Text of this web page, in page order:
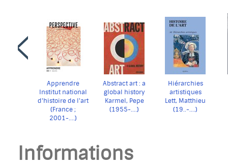
Apprendre
Institut national
d'histoire de l'art
(France ;
2001-....)
Abstract art : a
global history
Karmel, Pepe
(1955-....)
Hiérarchies
artistiques
Lett, Matthieu
(19..-....)
Informations